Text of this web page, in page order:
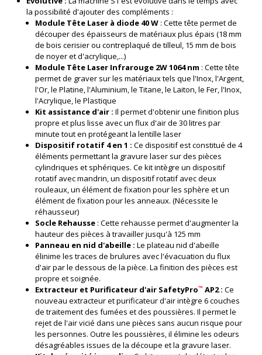
la possibilité d'ajouter des compléments :
Module Tête Laser à diode 40 W : Cette tête permet de
découper des épaisseurs de matériaux plus épais (18 mm
de bois cerisier ou contreplaqué de tilleul, 15 mm de bois
de noyer et d'acrylique,...)
Module Tête Laser Infrarouge 2W 1064 nm : Cette tête
permet de graver sur les matériaux tels que l'Inox, l'Argent,
l'Or, le Platine, l'Aluminium, le Titane, le Laiton, le Fer, l'Inox,
l'Acrylique, le Plastique
Kit assistance d'air : Il permet d'obtenir une finition plus
propre et plus lisse avec un flux d'air de 30 litres par
minute tout en protégeant la lentille laser
Dispositif rotatif 4 en 1 : Ce dispositif est constitué de 4
éléments permettant la gravure laser sur des pièces
cylindriques et sphériques. Ce kit intègre un dispositif
rotatif avec mandrin, un dispositif rotatif avec deux
rouleaux, un élément de fixation pour les sphère et un
élément de fixation pour les anneaux. (Nécessite le
réhausseur)
Socle Rehausse : Cette rehausse permet d'augmenter la
hauteur des pièces à travailler jusqu'à 125 mm
Panneau en nid d'abeille : Le plateau nid d'abeille
élinime les traces de brulures avec l'évacuation du flux
d'air par le dessous de la pièce. La finition des pièces est
propre et soignée.
Extracteur et Purificateur d'air SafetyPro™ AP2 : Ce
nouveau extracteur et purificateur d'air intègre 6 couches
de traitement des fumées et des poussières. Il permet le
rejet de l'air vicié dans une pièces sans aucun risque pour
les personnes. Outre les poussières, il élimine les odeurs
désagréables issues de la découpe et la gravure laser.